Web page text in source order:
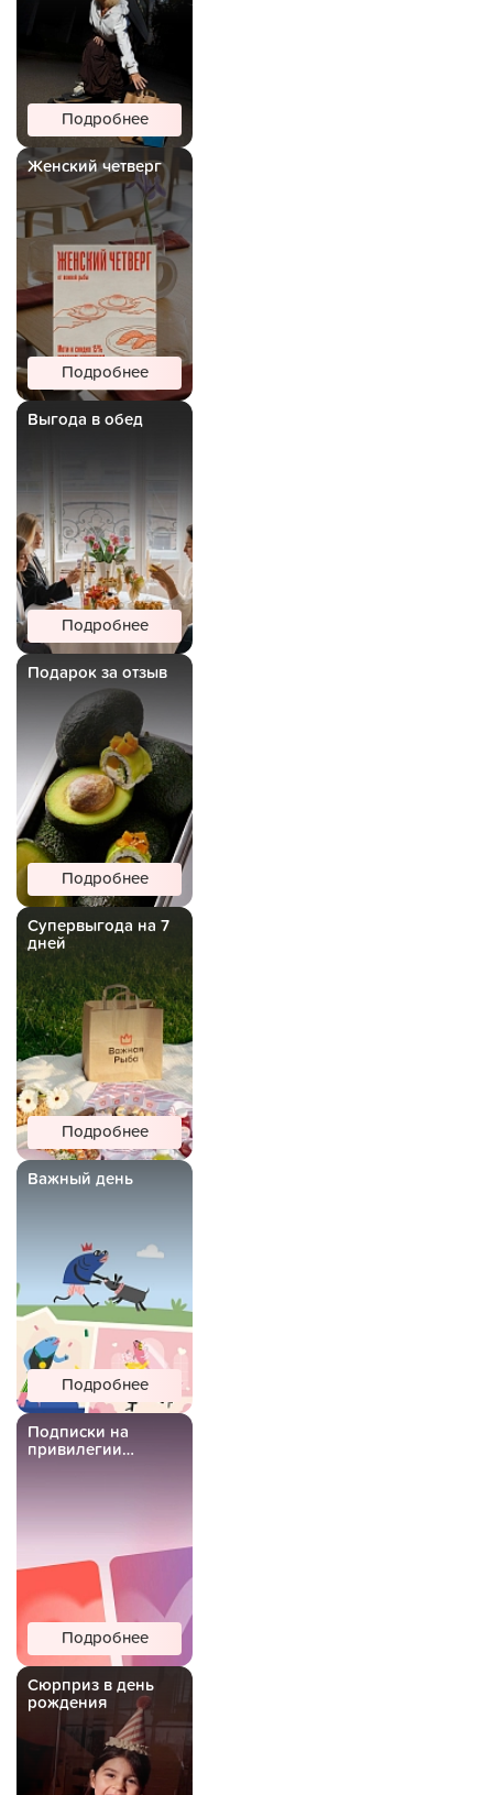
Подробнее
Женский четверг
Подробнее
Выгода в обед
Подробнее
Подарок за отзыв
Подробнее
Супервыгода на 7
дней
Подробнее
Важный день
Подробнее
Подписки на
привилегии
Подробнее
Сюрприз в день
рождения